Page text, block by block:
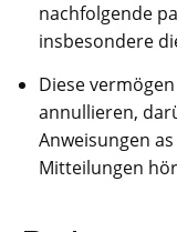
nachfolgende
insbesondere
Diese
annullieren,
Anweisungen
Mitteilungen